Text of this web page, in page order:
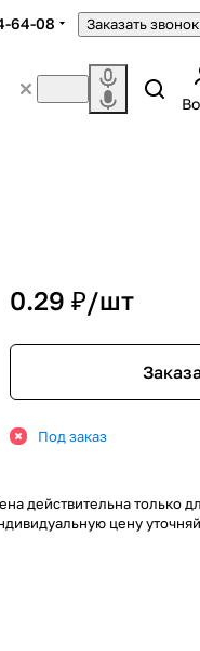
64-08 Заказать звонок
0.29 ₽/шт
Под заказ
действительна только
цену